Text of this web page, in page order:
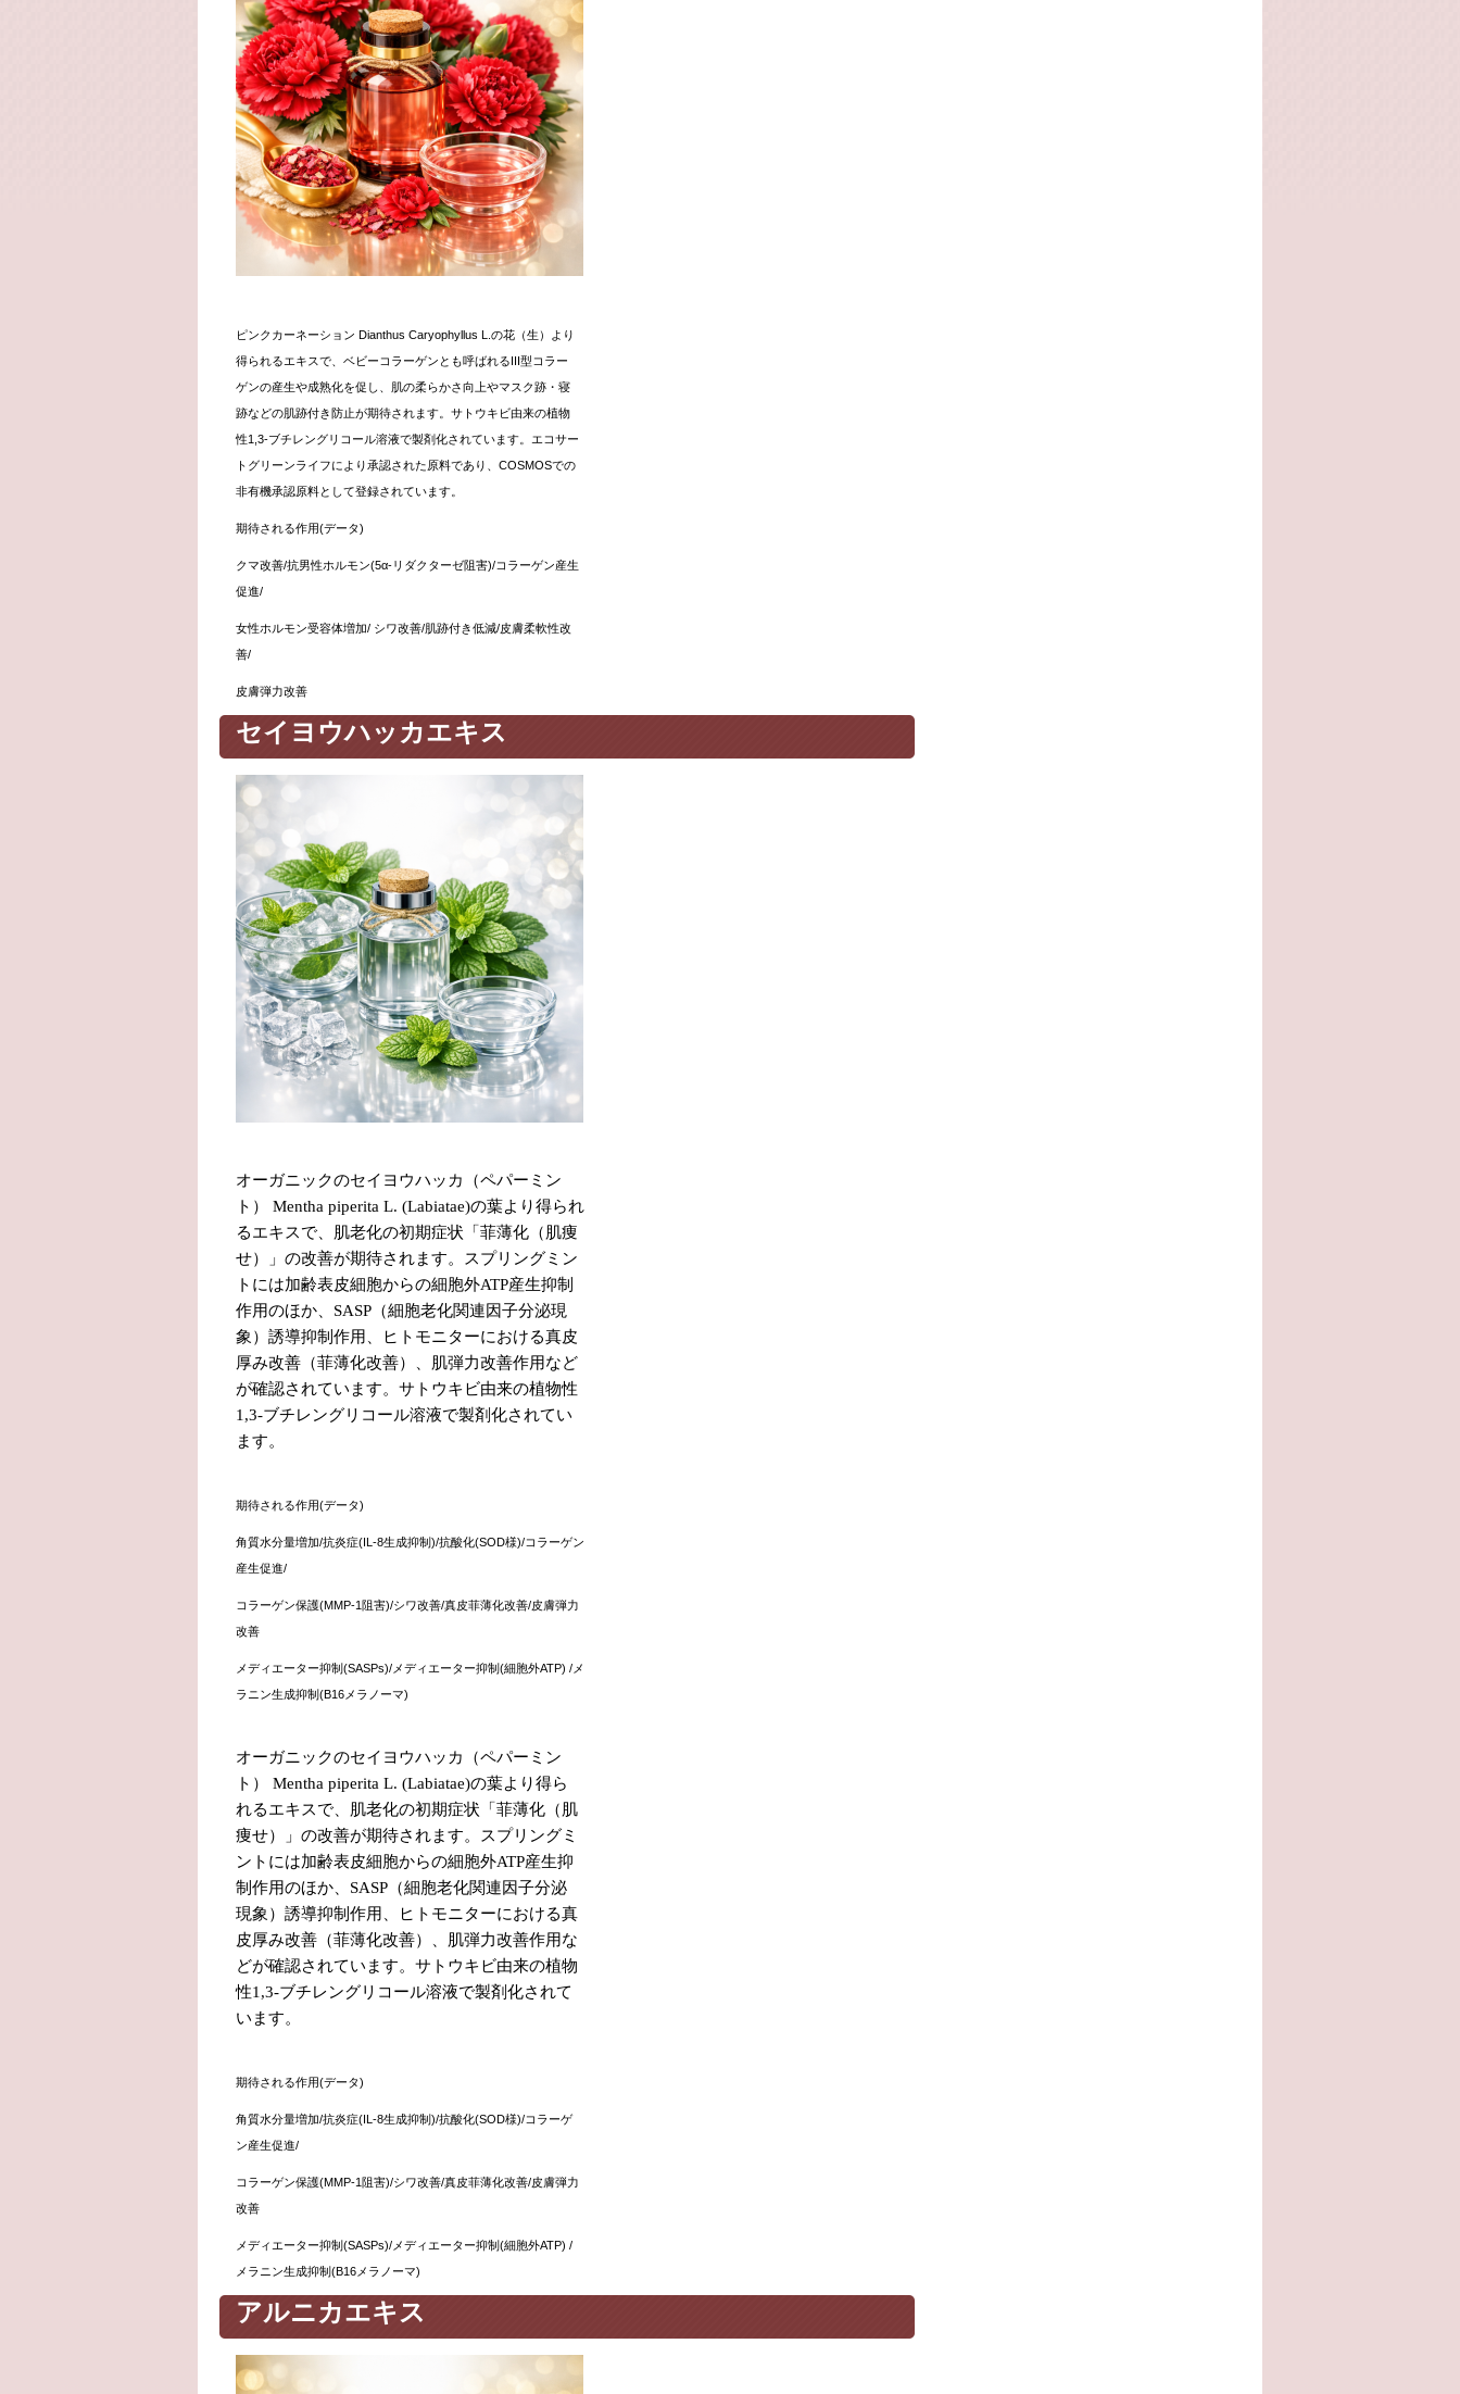
ピンクカーネーション Dianthus Caryophyllus L. の花（生）より
得られるエキスで、ベビーコラーゲンとも呼ばれるIII型コラー
ゲンの産生や成熟化を促し、肌の柔らかさ向上やマスク跡・寝
跡などの肌跡付き防止が期待されます。サトウキビ由来の植物
性1,3-ブチレングリコール溶液で製剤化されています。エコサー
トグリーンライフにより承認された原料であり、 COSMOSでの
非有機承認原料として登録されています。
期待される作用(データ)
クマ改善/抗男性ホルモン(5α-リダクターゼ阻害)/コラーゲン産生
促進/
女性ホルモン受容体増加/ シワ改善/肌跡付き低減/皮膚柔軟性改
善/
皮膚弾力改善
セイヨウハッカエキス
オーガニックのセイヨウハッカ（ペパーミン
ト）
Mentha piperita L. (Labiatae)の葉より得られ
るエキスで、肌老化の初期症状「菲薄化（肌痩
せ）」の改善が期待されます。スプリングミン
トには加齢表皮細胞からの細胞外ATP産生抑制
作用のほか、 SASP （細胞老化関連因子分泌現
象）誘導抑制作用、ヒトモニターにおける真皮
厚み改善（菲薄化改善）、肌弾力改善作用など
が確認されています。サトウキビ由来の植物性
1,3-ブチレングリコール溶液で製剤化されてい
ます。
期待される作用(データ)
角質水分量増加/抗炎症(IL-8生成抑制)/抗酸化(SOD様)/コラーゲン
産生促進/
コラーゲン保護(MMP-1阻害)/シワ改善/真皮菲薄化改善/皮膚弾力
改善
メディエーター抑制(SASPs)/ メディエーター抑制(細胞外ATP) / メ
ラニン生成抑制(B16 メラノーマ)
オーガニックのセイヨウハッカ（ペパーミン
ト）
Mentha piperita L. (Labiatae)の葉より得ら
れるエキスで、肌老化の初期症状「菲薄化（肌
痩せ）」の改善が期待されます。スプリングミ
ントには加齢表皮細胞からの細胞外ATP産生抑
制作用のほか、 SASP （細胞老化関連因子分泌
現象）誘導抑制作用、ヒトモニターにおける真
皮厚み改善（菲薄化改善）、肌弾力改善作用な
どが確認されています。サトウキビ由来の植物
性1,3-ブチレングリコール溶液で製剤化されて
います。
期待される作用(データ)
角質水分量増加/抗炎症(IL-8生成抑制)/抗酸化(SOD様)/コラーゲ
ン産生促進/
コラーゲン保護(MMP-1阻害)/シワ改善/真皮菲薄化改善/皮膚弾力
改善
メディエーター抑制(SASPs)/ メディエーター抑制(細胞外ATP) /
メラニン生成抑制(B16 メラノーマ)
アルニカエキス